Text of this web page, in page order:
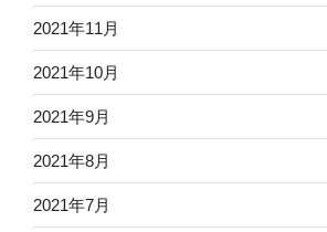
2021年11月
2021年10月
2021年9月
2021年8月
2021年7月